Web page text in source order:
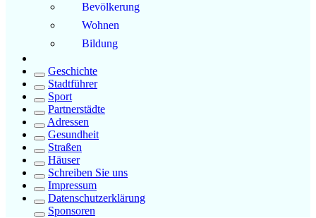
Bevölkerung
Wohnen
Bildung
Geschichte
Stadtführer
Sport
Partnerstädte
Adressen
Gesundheit
Straßen
Häuser
Schreiben Sie uns
Impressum
Datenschutzerklärung
Sponsoren